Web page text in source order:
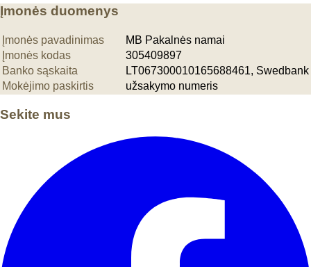
Įmonės duomenys
Įmonės pavadinimas
MB Pakalnės namai
Įmonės kodas
305409897
Banko sąskaita
LT067300010165688461, Swedbank
Mokėjimo paskirtis
užsakymo numeris
Sekite mus